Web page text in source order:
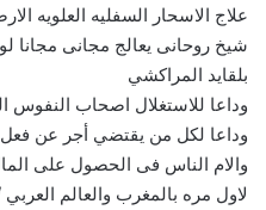
علاج الاسحار السفليه العلويه
شيخ روحانى يعالج مجانى مجانا
بلقايد المراكشي
وداعا للاستغلال اصحاب النفوس
وداعا لكل من يقتضي أجر عن
والام الناس فى الحصول على
لاول مره بالمغرب والعالم